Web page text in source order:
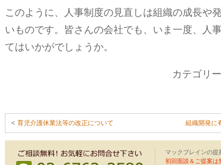
このように、人事制度の見直しは組織の成長や
いものです。皆さんの会社でも、いま一度、人
てはいかがでしょうか。
カテゴリ
< 育児介護休業法等の改正について 組織開発に
マックブレインの
初回面談＆ご提案は